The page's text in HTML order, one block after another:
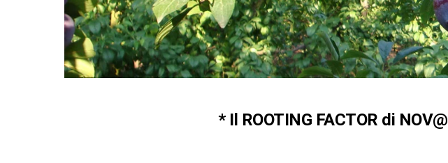
* Il ROOTING FACTOR di NOV@